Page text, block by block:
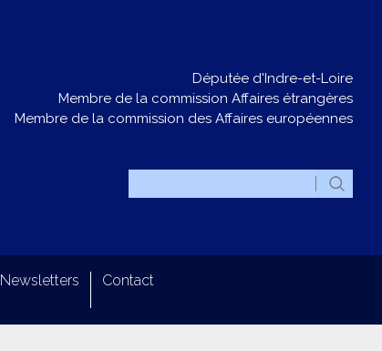
Députée d'Indre-et-Loire
Membre de la commission Affaires étrangères
Membre de la commission des Affaires européennes
Newsletters Contact